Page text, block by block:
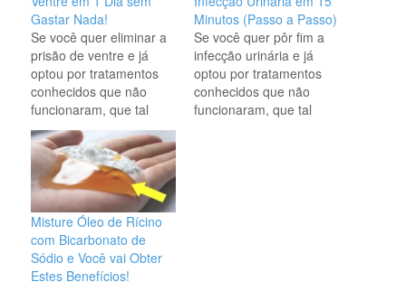
Gastar Nada!
Se você quer eliminar a
prisão de ventre e já
optou por tratamentos
conhecidos que não
funcionaram, que tal
realizar alternativas
simples e rápidas?
Existem muitas
alternativas que não
envolvem produtos
industrializados (e caros)
e que podem sim ser
uma ótima dica de como
desinchar e eliminar a
Minutos (Passo a Passo)
Se você quer pôr fim a
infecção urinária e já
optou por tratamentos
conhecidos que não
funcionaram, que tal
Misture Óleo de Rícino
com Bicarbonato de
Sódio e Você vai Obter
Estes Benefícios!